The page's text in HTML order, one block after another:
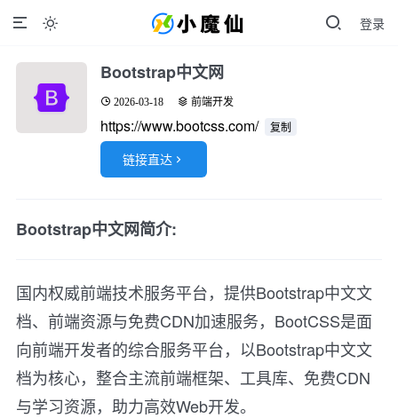
登录

Bootstrap中文网
2026-03-18 前端开发
https://www.bootcss.com/ 复制
链接直达 
Bootstrap中文网简介:
国内权威前端技术服务平台，提供Bootstrap中文文
档、前端资源与免费CDN加速服务，BootCSS是面
向前端开发者的综合服务平台，以Bootstrap中文文
档为核心，整合主流前端框架、工具库、免费CDN
与学习资源，助力高效Web开发。